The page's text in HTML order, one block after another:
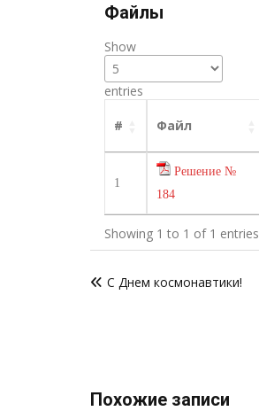
Файлы
Show
entries
# Файл
1
Решение №
184
Showing 1 to 1 of 1 entries
поС Днем космонавтики!
Похожие записи